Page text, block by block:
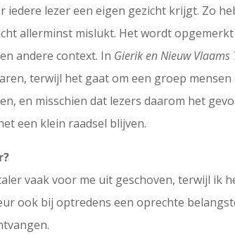
lezer een eigen gezicht krijgt. Zo
allerminst mislukt. Het wordt
andere context. In Gierik en Nieuw Vlaams
terwijl het gaat om een groep mensen
en misschien dat lezers daarom het
een klein raadsel blijven.
vaak voor me uit geschoven, terwijl ik
ook bij optredens een oprechte